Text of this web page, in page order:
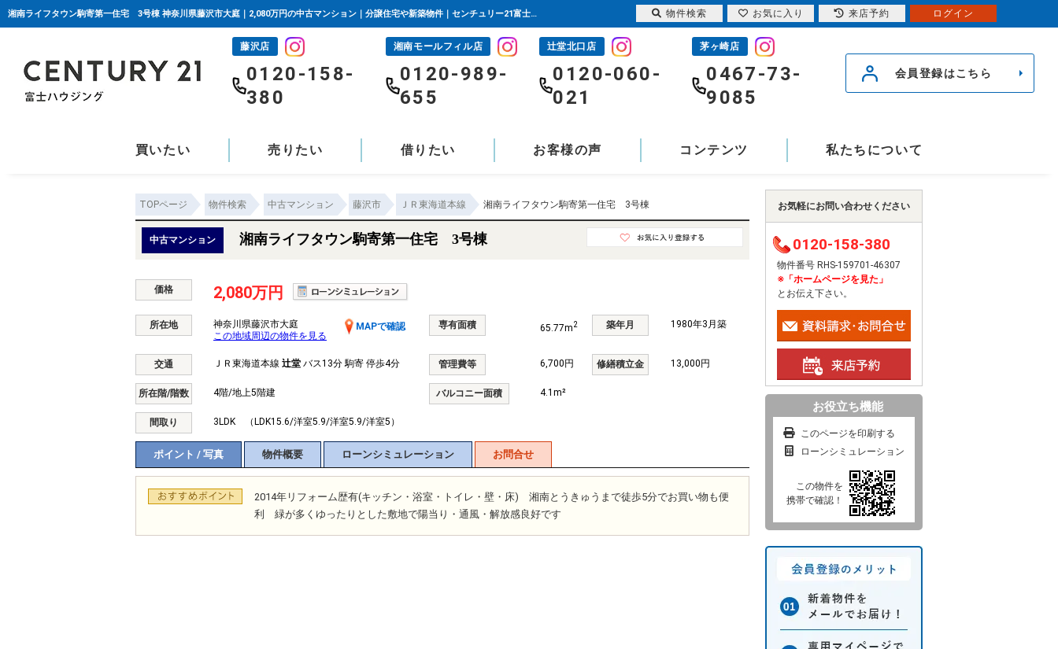
湘南ライフタウン駒寄第一住宅 3号棟 神奈川県藤沢市大庭｜2,080万円の中古マンション｜分譲住宅や新築物件｜センチュリー21富士ハウジング
藤沢店
0120-158-
380
湘南モールフィル店
0120-989-
655
辻堂北口店
0120-060-
021
茅ヶ崎店
0467-73-
9085
会員登録はこちら
買いたい 売りたい 借りたい お客様の声 コンテンツ 私たちについて
TOPページ 物件検索 中古マンション 藤沢市 ＪＲ東海道本線 湘南ライフタウン駒寄第一住宅 3号棟
中古マンション 湘南ライフタウン駒寄第一住宅 3号棟
価格 2,080万円
所在地 神奈川県藤沢市大庭
MAPで確認
この地域周辺の物件を見る
専有面積 65.77m2 築年月 1980年3月築
交通 ＪＲ東海道本線 辻堂 バス13分 駒寄 停歩4分 管理費等 6,700円 修繕積立金 13,000円
所在階/階数 4階/地上5階建 バルコニー面積 4.1m²
間取り 3LDK （LDK15.6/洋室5.9/洋室5.9/洋室5）
ポイント / 写真 物件概要 ローンシミュレーション お問合せ
2014年リフォーム歴有(キッチン・浴室・トイレ・壁・床) 湘南とうきゅうまで徒歩5分でお買い物も便
利 緑が多くゆったりとした敷地で陽当り・通風・解放感良好です
お気軽にお問い合わせください
0120-158-380
物件番号 RHS-159701-46307
※「ホームページを見た」
とお伝え下さい。
お役立ち機能
このページを印刷する
ローンシミュレーション
この物件を
携帯で確認！
物件検索 お気に入り 来店予約 ログイン